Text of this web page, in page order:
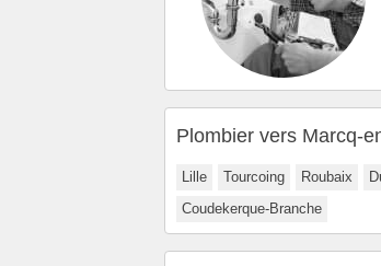
Plombier vers Marcq-
Lille Tourcoing Roubaix
Coudekerque-Branche